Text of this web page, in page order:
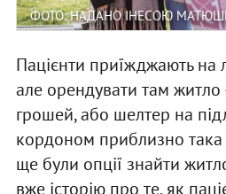
ФОТО: НАДАНО ІНЕСОЮ
Пацієнти приїжджають на
але орендувати там
грошей, або шелтер на
кордоном приблизно
ще були опції знайти
вже історію про те, як